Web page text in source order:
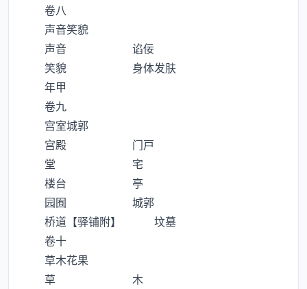
卷八
声音笑貌
声音 谄佞
笑貌 身体发肤
年甲
卷九
宫室城郭
宫殿 门戸
堂 宅
楼台 亭
园囿 城郭
桥道【驿铺附】 坟墓
卷十
草木花果
草 木